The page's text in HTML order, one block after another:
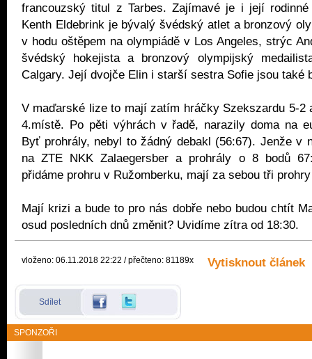
francouzský titul z Tarbes. Zajímavé je i její
Kenth Eldebrink je bývalý švédský atlet a bronzový
v hodu oštěpem na olympiádě v Los Angeles, strýc
švédský hokejista a bronzový olympijský
Calgary. Její dvojče Elin i starší sestra Sofie jsou také
V maďarské lize to mají zatím hráčky Szekszardu 5-2
4.místě. Po pěti výhrách v řadě, narazily doma na
Byť prohrály, nebyl to žádný debakl (56:67). Jenže v
na ZTE NKK Zalaegersber a prohrály o 8 bodů
přidáme prohru v Ružomberku, mají za sebou tři
Mají krizi a bude to pro nás dobře nebo budou chtít
osud posledních dnů změnit? Uvidíme zítra od 18:30.
vloženo: 06.11.2018 22:22 / přečteno: 81189x Vytisknout článek
Sdílet
SPONZOŘI